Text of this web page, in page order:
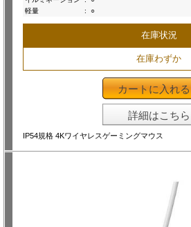
軽量
: ○
在庫状況
在庫わずか
カートに入れる
詳細はこちら
IP54規格 4Kワイヤレスゲーミングマウス